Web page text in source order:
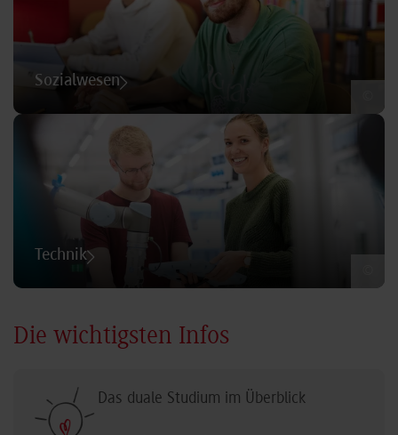
Sozialwesen
Technik
Die wichtigsten Infos
Das duale Studium im Überblick